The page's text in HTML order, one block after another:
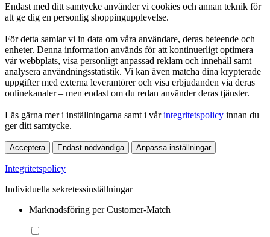
Endast med ditt samtycke använder vi cookies och annan teknik för
att ge dig en personlig shoppingupplevelse.
För detta samlar vi in data om våra användare, deras beteende och
enheter. Denna information används för att kontinuerligt optimera
vår webbplats, visa personligt anpassad reklam och innehåll samt
analysera användningsstatistik. Vi kan även matcha dina krypterade
uppgifter med externa leverantörer och visa erbjudanden via deras
onlinekanaler – men endast om du redan använder deras tjänster.
Läs gärna mer i inställningarna samt i vårintegritetspolicy innan du
ger ditt samtycke.
Acceptera Endast nödvändiga Anpassa inställningar
Integritetspolicy
Individuella sekretessinställningar
Marknadsföring per Customer-Match